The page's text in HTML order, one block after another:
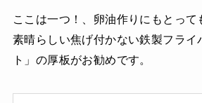
剥がれ、安くても買い
ば、結局高額出費に
素をドンドン食べてい
いうか、それは、大企
でしょうか。。。使い
ここは一つ！、卵油作りにもとっ
素晴らしい焦げ付かない鉄製フライ
ト」の厚板がお勧めです。